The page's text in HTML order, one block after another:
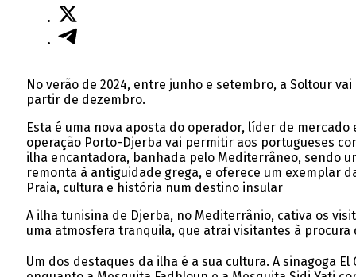
No verão de 2024, entre junho e setembro, a Soltour
partir de dezembro.
Esta é uma nova aposta do operador, líder de
operação Porto-Djerba vai permitir aos portugueses
ilha encantadora, banhada pelo Mediterrâneo, sendo
remonta à antiguidade grega, e oferece um exemplar
Praia, cultura e história num destino insular
A ilha tunisina de Djerba, no Mediterrânio, cativa os
uma atmosfera tranquila, que atrai visitantes à
Um dos destaques da ilha é a sua cultura. A sinagoga